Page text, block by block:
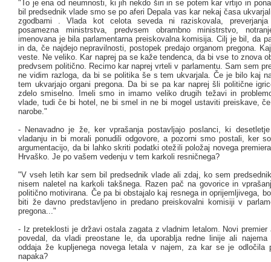
"To je ena od neumnosti, ki jih nekdo širi in se potem kar vrtijo in
bil predsednik vlade smo se po aferi Depala vas kar nekaj časa
zgodbami . Vlada kot celota seveda ni raziskovala, preverjanja
posamezna ministrstva, predvsem obrambno ministrstvo,
imenovana je bila parlamentarna preiskovalna komisija. Cilj je bil, da
in da, če najdejo nepravilnosti, postopek predajo organom pregona.
veste. Ne veliko. Kar naprej pa se kaže tendenca, da bi vse to znova
predvsem politično. Recimo kar naprej vrteli v parlamentu. Sam sem
ne vidim razloga, da bi se politika še s tem ukvarjala. Če je bilo kaj
tem ukvarjajo organi pregona. Da bi se pa kar naprej šli politične
zdelo smiselno. Imeli smo in imamo veliko drugih težavi in
vlade, tudi če bi hotel, ne bi smel in ne bi mogel ustaviti preiskave,
narobe."
- Nenavadno je že, ker vprašanja postavljajo poslanci, ki
vladanju in bi morali ponudili odgovore, a pozorni smo postali, ker
argumentacijo, da bi lahko skriti podatki otežili položaj novega
Hrvaško. Je po vašem vedenju v tem karkoli resničnega?
"V vseh letih kar sem bil predsednik vlade ali zdaj, ko sem
nisem naletel na karkoli takšnega. Razen pač na govorice in
politično motivirana. Če pa bi obstajalo kaj resnega in oprijemljivega,
biti že davno predstavljeno in predano preiskovalni komisiji v
pregona..."
- Iz preteklosti je državi ostala zagata z vladnim letalom. Novi premier
povedal, da vladi preostane le, da uporablja redne linije ali
oddaja že kupljenega novega letala v najem, za kar se je odločila
napaka?